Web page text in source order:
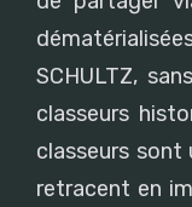
SCHULTZ,
classeurs
classeurs sont
retracent en